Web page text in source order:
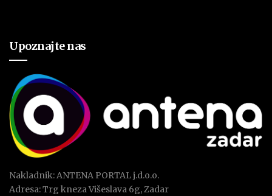
Upoznajte nas
Nakladnik: ANTENA PORTAL j.d.o.o.
Adresa: Trg kneza Višeslava 6g, Zadar